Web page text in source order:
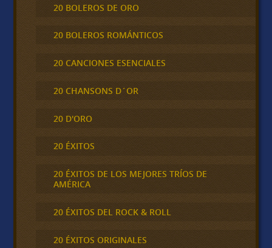
20 BOLEROS DE ORO
20 BOLEROS ROMÁNTICOS
20 CANCIONES ESENCIALES
20 CHANSONS D´OR
20 D'ORO
20 ÉXITOS
20 ÉXITOS DE LOS MEJORES TRÍOS DE
AMÉRICA
20 ÉXITOS DEL ROCK & ROLL
20 ÉXITOS ORIGINALES